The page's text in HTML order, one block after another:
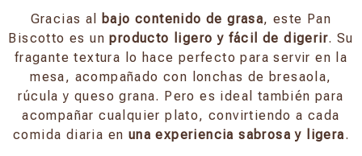
Gracias al bajo contenido de grasa, este Pan
Biscotto es unproducto ligero y fácil de digerir. Su
fragante textura lo hace perfecto para servir en la
mesa, acompañado con lonchas de bresaola,
rúcula y queso grana. Pero es ideal también para
acompañar cualquier plato, convirtiendo a cada
comida diaria en una experiencia sabrosa y ligera.